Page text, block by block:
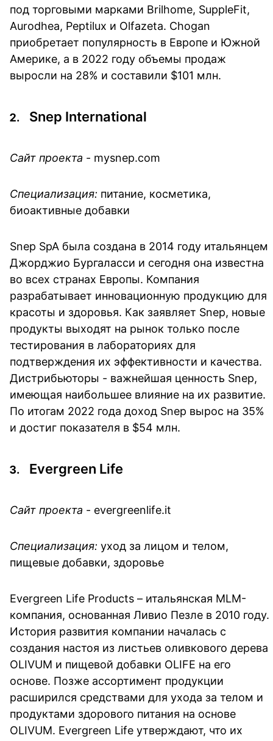
под торговыми марками Brilhome, SuppleFit,
Aurodhea, Peptilux и Olfazeta. Chogan
приобретает популярность в Европе и Южной
Америке, а в 2022 году объемы продаж
выросли на 28% и составили $101 млн.
Snep International
Сайт проекта - mysnep.com
Специализация: питание, косметика,
биоактивные добавки
Snep SpA была создана в 2014 году итальянцем
Джорджио Бургаласси и сегодня она известна
во всех странах Европы. Компания
разрабатывает инновационную продукцию для
красоты и здоровья. Как заявляет Snep, новые
продукты выходят на рынок только после
тестирования в лабораториях для
подтверждения их эффективности и качества.
Дистрибьюторы - важнейшая ценность Snep,
имеющая наибольшее влияние на их развитие.
По итогам 2022 года доход Snep вырос на 35%
и достиг показателя в $54 млн.
Evergreen Life
Сайт проекта - evergreenlife.it
Специализация: уход за лицом и телом,
пищевые добавки, здоровье
Evergreen Life Products – итальянская MLM-
компания, основанная Ливио Пезле в 2010 году.
История развития компании началась с
создания настоя из листьев оливкового дерева
OLIVUM и пищевой добавки OLIFE на его
основе. Позже ассортимент продукции
расширился средствами для ухода за телом и
продуктами здорового питания на основе
OLIVUM. Evergreen Life утверждают, что их